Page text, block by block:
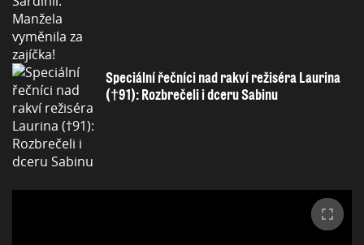
Speciální řečníci nad rakví režiséra Laurina
(†91): Rozbrečeli i dceru Sabinu